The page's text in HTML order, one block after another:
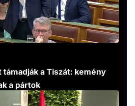
támadják a Tiszát: kemény
a pártok